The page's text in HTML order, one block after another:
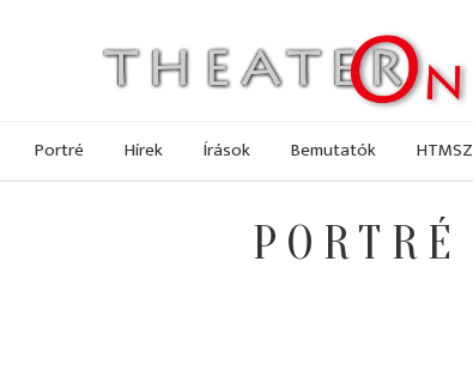
Portré Hírek Írások Bemutatók HTMSZ
PORTRÉ